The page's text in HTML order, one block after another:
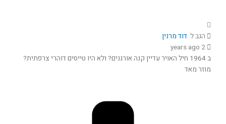
הגב ל דוד מרנין
ב 1964 חיל האויר עדיין קנה אורגנים? ולא היו טייסים דוהרי צרפתית?
מוזר מאד